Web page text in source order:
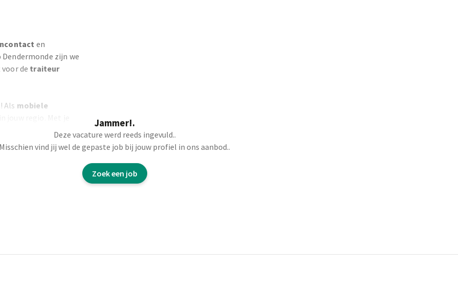
en
zijn we
de traiteur
! Als mobiele
je de klantennaar
Jammer!.
Deze vacature werd reeds ingevuld..
Misschien vind jij wel de gepaste job bij jouw profiel in ons aanbod..
Zoek een job